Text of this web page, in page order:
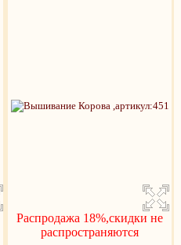
Распродажа 18%,скидки не
распространяются